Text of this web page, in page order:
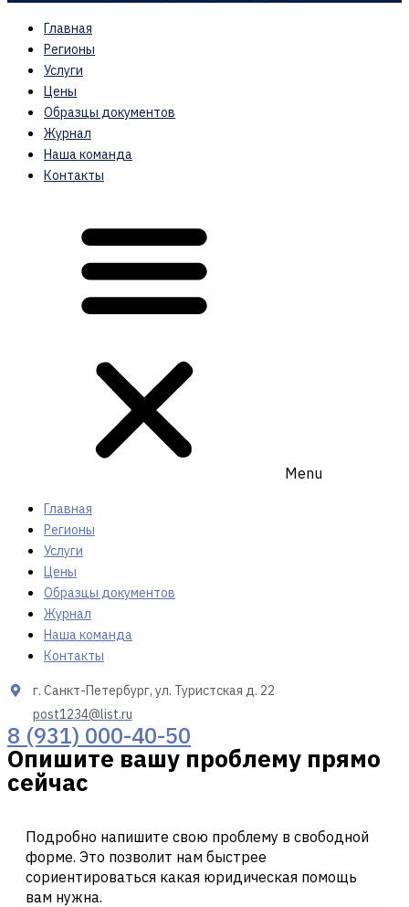
Главная
Регионы
Услуги
Цены
Образцы документов
Журнал
Наша команда
Контакты
Menu
Главная
Регионы
Услуги
Цены
Образцы документов
Журнал
Наша команда
Контакты
г. Санкт-Петербург, ул. Туристская д. 22
post1234@list.ru
8 (931) 000-40-50
Опишите вашу проблему прямо
сейчас
Подробно напишите свою проблему в свободной
форме. Это позволит нам быстрее
сориентироваться какая юридическая помощь
вам нужна.